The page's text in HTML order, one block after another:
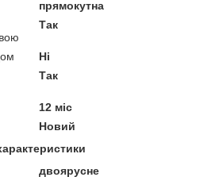
прямокутна
Так
Ні
Так
12 міс
Новий
двоярусне